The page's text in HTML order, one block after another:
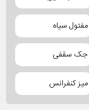
مفتول سیاه
جک سقفی
میز کنفرانس